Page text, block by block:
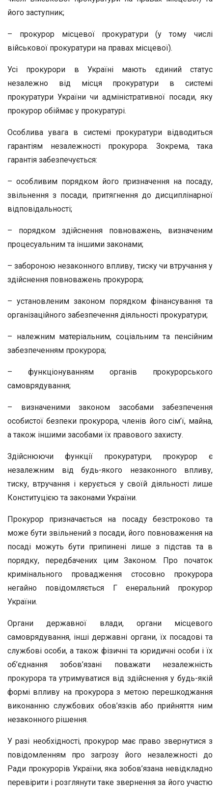
його заступник;
– прокурор місцевої прокуратури (у тому числі
військової прокуратури на правах місцевої).
Усі прокурори в Україні мають єдиний статус
незалежно від місця прокуратури в системі
прокуратури України чи адміністративної посади, яку
прокурор обіймає у прокуратурі.
Особлива увага в системі прокуратури відводиться
гарантіям незалежності прокурора. Зокрема, така
гарантія забезпечується:
– особливим порядком його призначення на посаду,
звільнення з посади, притягнення до дисциплінарної
відповідальності;
– порядком здійснення повноважень, визначеним
процесуальним та іншими законами;
– забороною незаконного впливу, тиску чи втручання у
здійснення повноважень прокурора;
– установленим законом порядком фінансування та
організаційного забезпечення діяльності прокуратури;
– належним матеріальним, соціальним та пенсійним
забезпеченням прокурора;
– функціонуванням органів прокурорського
самоврядування;
– визначеними законом засобами забезпечення
особистої безпеки прокурора, членів його сім’ї, майна,
а також іншими засобами їх правового захисту.
Здійснюючи функції прокуратури, прокурор є
незалежним від будь-якого незаконного впливу,
тиску, втручання і керується у своїй діяльності лише
Конституцією та законами України.
Прокурор призначається на посаду безстроково та
може бути звільнений з посади, його повноваження на
посаді можуть бути припинені лише з підстав та в
порядку, передбачених цим Законом. Про початок
кримінального провадження стосовно прокурора
негайно повідомляється Г енеральний прокурор
України.
Органи державної влади, органи місцевого
самоврядування, інші державні органи, їх посадові та
службові особи, а також фізичні та юридичні особи і їх
об’єднання зобов’язані поважати незалежність
прокурора та утримуватися від здійснення у будь-якій
формі впливу на прокурора з метою перешкоджання
виконанню службових обов’язків або прийняття ним
незаконного рішення.
У разі необхідності, прокурор має право звернутися з
повідомленням про загрозу його незалежності до
Ради прокурорів України, яка зобов’язана невідкладно
перевірити і розглянути таке звернення за його участю